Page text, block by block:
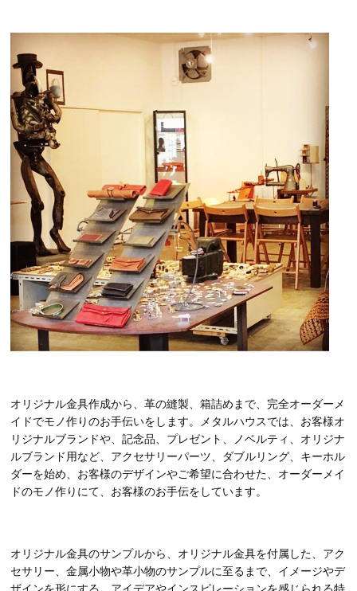
オリジナル金具作成から、革の縫製、箱詰めまで、完全オーダーメ
イドでモノ作りのお手伝いをします。メタルハウスでは、お客様オ
リジナルブランドや、記念品、プレゼント、ノベルティ、オリジナ
ルブランド用など、アクセサリーパーツ、ダブルリング、キーホル
ダーを始め、お客様のデザインやご希望に合わせた、オーダーメイ
ドのモノ作りにて、お客様のお手伝をしています。
オリジナル金具のサンプルから、オリジナル金具を付属した、アク
セサリー、金属小物や革小物のサンプルに至るまで、イメージやデ